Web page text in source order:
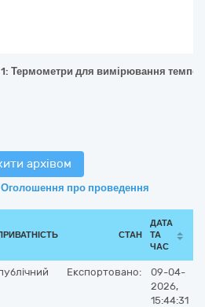
Термометри для вимірювання
архівом
про проведення
СТАН
ДАТА
ТА
ЧАС
Експортовано:
09-04-
2026,
15:44:31